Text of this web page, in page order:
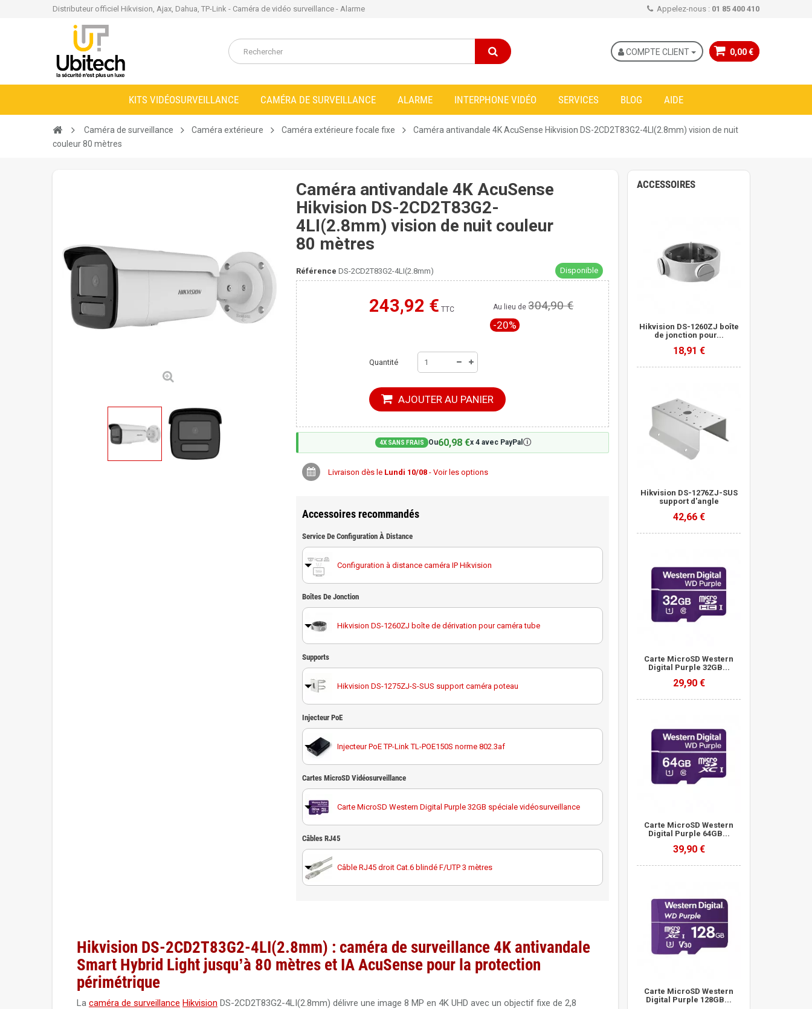
Distributeur officiel Hikvision, Ajax, Dahua, TP-Link - Caméra de vidéo surveillance - Alarme Appelez-nous : 01 85 400 410
0,00 €
COMPTE CLIENT
KITS VIDÉOSURVEILLANCE CAMÉRA DE SURVEILLANCE ALARME INTERPHONE VIDÉO SERVICES BLOG AIDE
Caméra de surveillance Caméra extérieure Caméra extérieure focale fixe
Caméra antivandale 4K AcuSense Hikvision DS-2CD2T83G2-4LI(2.8mm) vision de nuit
couleur 80 mètres
Caméra antivandale 4K AcuSense
Hikvision DS-2CD2T83G2-
4LI(2.8mm) vision de nuit couleur
80 mètres
Référence DS-2CD2T83G2-4LI(2.8mm) Disponible
243,92 € TTC
Moins cher ailleurs ? Au lieu de304,90 €
-20%
Quantité
AJOUTER AU PANIER
4X SANS FRAIS Ou60,98 €x 4 avec PayPal🛈
Livraison dès le Lundi 10/08- Voir les options
Accessoires recommandés
Service De Configuration À Distance
Configuration à distance caméra IP Hikvision
Boîtes De Jonction
Hikvision DS-1260ZJ boîte de dérivation pour caméra tube
Supports
Hikvision DS-1275ZJ-S-SUS support caméra poteau
Hikvision DS-1276ZJ-SUS support d'angle
Injecteur PoE
Injecteur PoE TP-Link TL-POE150S norme 802.3af
Cartes MicroSD Vidéosurveillance
Carte MicroSD Western Digital Purple 32GB spéciale vidéosurveillance
Carte MicroSD Western Digital Purple 64GB spéciale vidéosurveillance
vidéosurveillance
Câbles RJ45
Câble RJ45 droit Cat.6 blindé F/UTP 3 mètres
Câble RJ45 droit Cat.6 blindé F/UTP 20 mètres
Hikvision DS-2CD2T83G2-4LI(2.8mm) : caméra de surveillance 4K antivandale
Smart Hybrid Light jusqu’à 80 mètres et IA AcuSense pour la protection
périmétrique
La caméra de surveillance Hikvision DS-2CD2T83G2-4LI(2.8mm) délivre une image 8 MP en 4K UHD avec un objectif fixe de 2,8
ACCESSOIRES
Hikvision DS-1260ZJ boîte
de jonction pour...
18,91 €
Hikvision DS-1276ZJ-SUS
support d'angle
42,66 €
Carte MicroSD Western
Digital Purple 32GB...
29,90 €
Carte MicroSD Western
Digital Purple 64GB...
39,90 €
Carte MicroSD Western
Digital Purple 128GB...